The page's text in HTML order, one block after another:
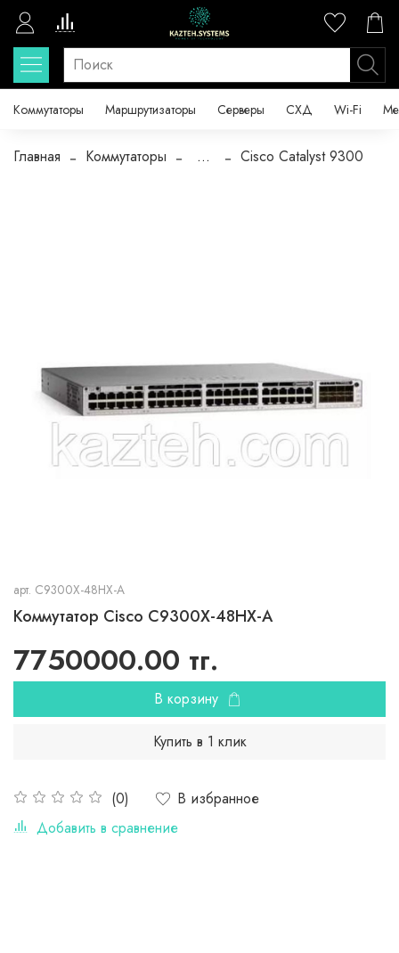
Коммутаторы Маршрутизаторы Серверы СХД Wi-Fi
Главная Коммутаторы ... Cisco Catalyst 9300
арт. C9300X-48HX-A
Коммутатор Cisco C9300X-48HX-A
(0)
В избранное
Добавить в сравнение
7750000.00 тг.
В корзину
Купить в 1 клик